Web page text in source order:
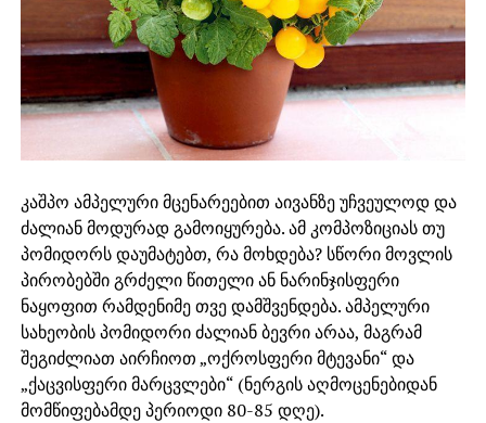
კაშპო ამპელური მცენარეებით აივანზე უჩვეულოდ და
ძალიან მოდურად გამოიყურება. ამ კომპოზიციას თუ
პომიდორს დაუმატებთ, რა მოხდება? სწორი მოვლის
პირობებში გრძელი წითელი ან ნარინჯისფერი
ნაყოფით რამდენიმე თვე დამშვენდება. ამპელური
სახეობის პომიდორი ძალიან ბევრი არაა, მაგრამ
შეგიძლიათ აირჩიოთ „ოქროსფერი მტევანი“ და
„ქაცვისფერი მარცვლები“ (ნერგის აღმოცენებიდან
მომწიფებამდე პერიოდი 80-85 დღე).